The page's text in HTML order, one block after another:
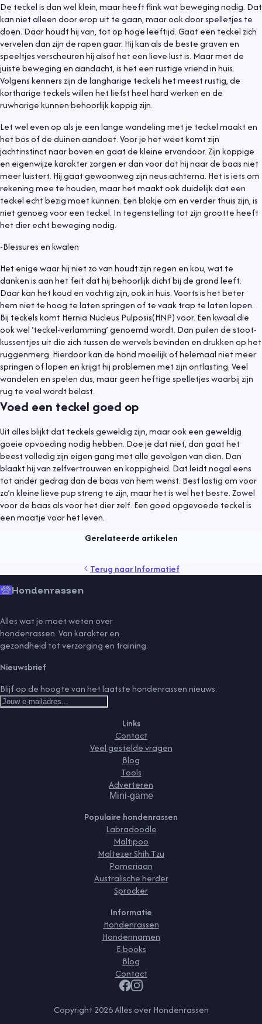
De teckel is dan wel klein, maar heeft flink wat beweging nodig. Dat
kan niet alleen door erop uit te gaan, maar ook door spelletjes te
doen. Daar houdt hij van, tot op hoge leeftijd. Gaat een teckel zich
vervelen dan zijn de rapen gaar. Hij kan als de beste graven en
speeltjes verscheuren hij alsof het een lieve lust is. Maar met de
juiste beweging en aandacht, is het een rustige vriend in huis.
Volgens kenners zijn de langharige teckels het meest rustig, de
kortharige teckels willen het liefst heel hard werken en de
ruwharige kunnen behoorlijk koppig zijn.
Let wel even op als je een lange wandeling met je teckel maakt en
het bos of de duinen aandoet. Voor je het weet komt zijn
jachtinstinct naar boven en gaat de kleine ervandoor. Zijn koppige
en eigenwijze karakter zorgen er dan voor dat hij naar de baas niet
meer luistert. Hij gaat gewoonweg zijn neus achterna. Het is iets om
rekening mee te houden, maar het maakt ook duidelijk dat een
teckel echt bezig moet kunnen. Een blokje om en verder thuis zijn, is
niet genoeg voor een teckel. In tegenstelling tot zijn grootte heeft
het dier echt beweging nodig.
-Blessures en kwalen
Het enige waar hij niet zo van houdt zijn regen en kou, wat te
danken is aan het feit dat hij behoorlijk dicht bij de grond leeft.
Daar kan het koud en vochtig zijn, ook in huis. Voorts is het beter
hem niet te hoog te laten springen of te vaak trap te laten lopen.
Bij teckels komt Hernia Nucleus Pulposis(HNP) voor. Een kwaal die
ook wel ‘teckel-verlamming’ genoemd wordt. Dan puilen de stoot-
kussentjes uit die zich tussen de wervels bevinden en drukken op het
ruggenmerg. Hierdoor kan de hond moeilijk of helemaal niet meer
springen of lopen en krijgt hij problemen met zijn ontlasting. Veel
wandelen en spelen dus, maar geen heftige spelletjes waarbij zijn
rug te veel wordt belast.
Voed een teckel goed op
Uit alles blijkt dat teckels geweldig zijn, maar ook een geweldig
goeie opvoeding nodig hebben. Doe je dat niet, dan gaat het
beest volledig zijn eigen gang met alle gevolgen van dien. Dan
blaakt hij van zelfvertrouwen en koppigheid. Dat leidt nogal eens
tot ander gedrag dan de baas van hem wenst. Best lastig om voor
zo’n kleine lieve pup streng te zijn, maar het is wel het beste. Zowel
voor de baas als voor het dier zelf. Een goed opgevoede teckel is
een maatje voor het leven.
Gerelateerde artikelen
verzorgingvlooienvoeding
Informatief 6 juli 2021
Hond uit asiel, waar moet je op letten?
Terug naarInformatief
Hondenrassen
Alles wat je moet weten over
hondenrassen. Van karakter en
gezondheid tot verzorging en training.
Nieuwsbrief
Blijf op de hoogte van het laatste hondenrassen nieuws.
Links
Contact
Veel gestelde vragen
Blog
Tools
Adverteren
Mini-game
Populaire hondenrassen
Labradoodle
Maltipoo
Maltezer Shih Tzu
Pomeriaan
Australische herder
Sprocker
Informatie
Hondenrassen
Hondennamen
E-books
Blog
Contact
Copyright 2026Alles over Hondenrassen